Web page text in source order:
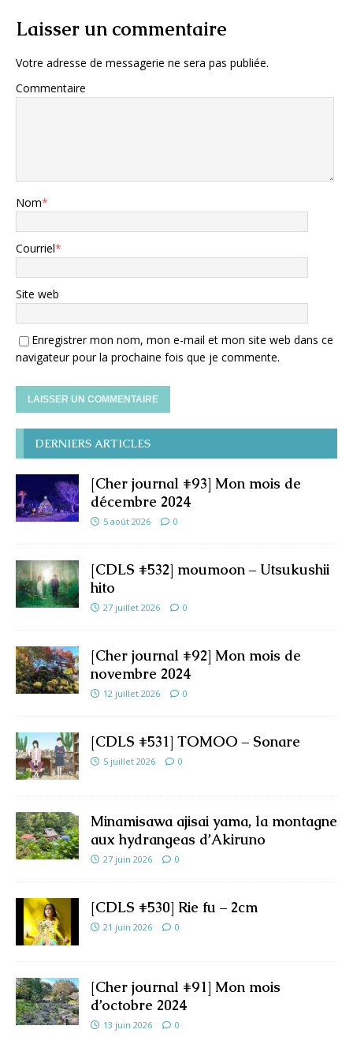
Laisser un commentaire
Votre adresse de messagerie ne sera pas publiée.
Commentaire
Nom*
Courriel*
Site web
Enregistrer mon nom, mon e-mail et mon site web dans ce
navigateur pour la prochaine fois que je commente.
DERNIERS ARTICLES
[Cher journal #93] Mon mois de
décembre 2024
5 août 2026 0
[CDLS #532] moumoon – Utsukushii
hito
27 juillet 2026 0
[Cher journal #92] Mon mois de
novembre 2024
12 juillet 2026 0
[CDLS #531] TOMOO – Sonare
5 juillet 2026 0
Minamisawa ajisai yama, la montagne
aux hydrangeas d’Akiruno
27 juin 2026 0
[CDLS #530] Rie fu – 2cm
21 juin 2026 0
[Cher journal #91] Mon mois
d’octobre 2024
13 juin 2026 0